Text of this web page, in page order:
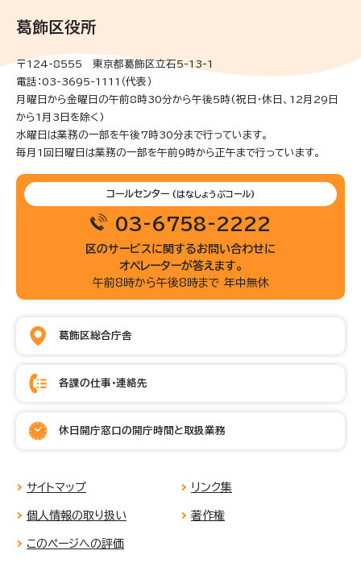
葛飾区役所
〒124-8555 東京都葛飾区立石5-13-1
電話：03-3695-1111（代表）
月曜日から金曜日の午前8時30分から午後5時(祝日・休日、12月29日
から1月3日を除く)
水曜日は業務の一部を午後7時30分まで行っています。
毎月1回日曜日は業務の一部を午前9時から正午まで行っています。
コールセンター (はなしょうぶコール)
03-6758-2222
区のサービスに関するお問い合わせに
オペレーターが答えます。
午前8時から午後8時まで 年中無休
葛飾区総合庁舎
各課の仕事・連絡先
休日開庁窓口の開庁時間と取扱業務
サイトマップ リンク集
個人情報の取り扱い 著作権
このページへの評価